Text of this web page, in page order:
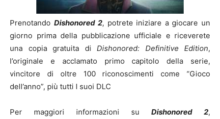
Prenotando Dishonored 2, potrete iniziare a giocare un
giorno prima della pubblicazione ufficiale e riceverete
una copia gratuita di Dishonored: Definitive Edition,
l’originale e acclamato primo capitolo della serie,
vincitore di oltre 100 riconoscimenti come “Gioco
dell’anno”, più tutti I suoi DLC
Per maggiori informazioni su Dishonored 2,